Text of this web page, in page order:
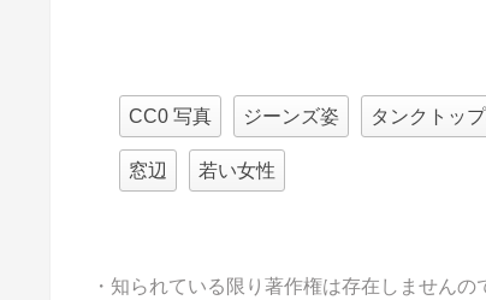
CC0 写真 ジーンズ姿 タンクトッ
窓辺 若い女性
・知られている限り著作権は存在しません